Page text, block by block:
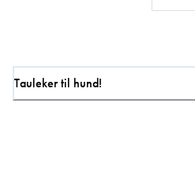
Tauleker til hund!